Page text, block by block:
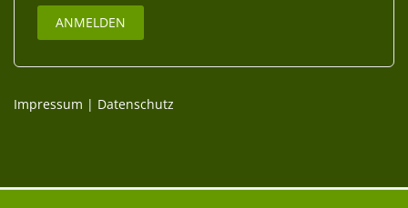
Impressum | Datenschutz